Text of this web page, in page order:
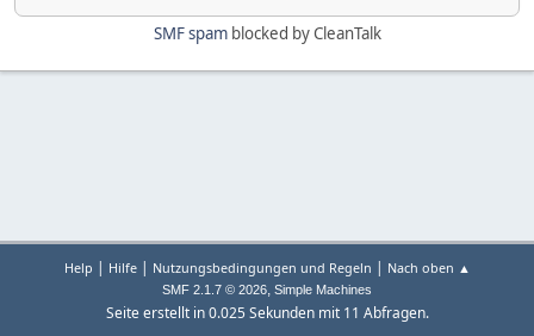
SMF spamblocked by CleanTalk
Help | Hilfe| Nutzungsbedingungen und Regeln | Nach oben ▲
SMF 2.1.7 © 2026, Simple Machines
Seite erstellt in 0.025 Sekunden mit 11 Abfragen.